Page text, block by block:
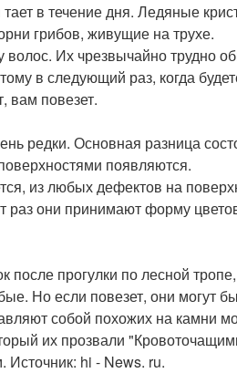
в течение дня. Ледяные
грибов, живущие на трухе.
Их чрезвычайно трудно
в следующий раз, когда
вам повезет.
редки. Основная разница
появляются.
из любых дефектов на
раз они принимают форму
после прогулки по лесной
Но если повезет, они могут
собой похожих на камни
их прозвали
Источник: hi - News. ru.